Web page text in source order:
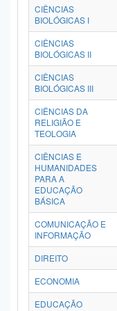
CIÊNCIAS
BIOLÓGICAS I
CIÊNCIAS
BIOLÓGICAS II
CIÊNCIAS
BIOLÓGICAS III
CIÊNCIAS DA
RELIGIÃO E
TEOLOGIA
CIÊNCIAS E
HUMANIDADES
PARA A
EDUCAÇÃO
BÁSICA
COMUNICAÇÃO E
INFORMAÇÃO
DIREITO
ECONOMIA
EDUCAÇÃO